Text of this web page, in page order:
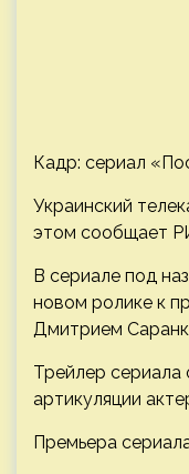
Кадр: сериал
Украинский
этом сообщает
В сериале под
новом ролике к
Дмитрием
Трейлер сериала
артикуляции
Премьера